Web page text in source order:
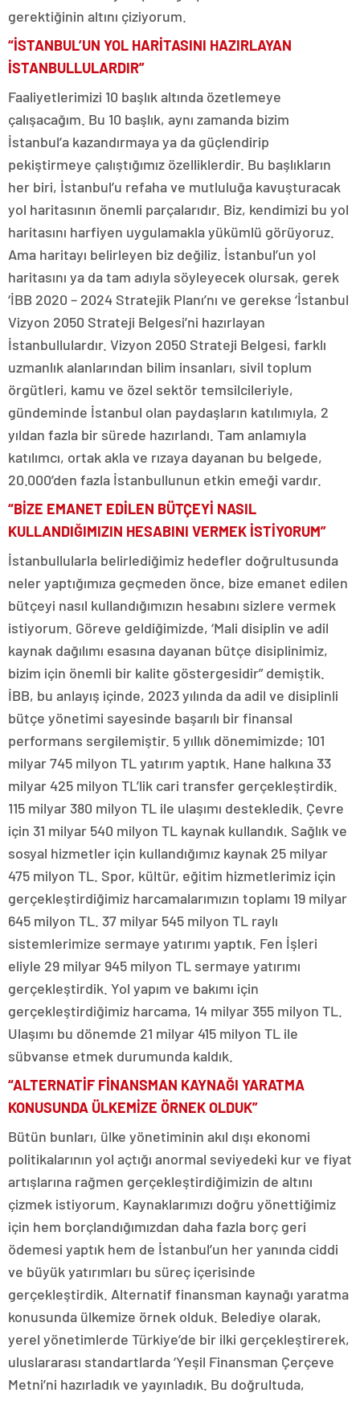
gerektiğinin altını çiziyorum.
“İSTANBUL’UN YOL HARİTASINI HAZIRLAYAN
İSTANBULLULARDIR”
Faaliyetlerimizi 10 başlık altında özetlemeye
çalışacağım. Bu 10 başlık, aynı zamanda bizim
İstanbul’a kazandırmaya ya da güçlendirip
pekiştirmeye çalıştığımız özelliklerdir. Bu başlıkların
her biri, İstanbul’u refaha ve mutluluğa kavuşturacak
yol haritasının önemli parçalarıdır. Biz, kendimizi bu yol
haritasını harfiyen uygulamakla yükümlü görüyoruz.
Ama haritayı belirleyen biz değiliz. İstanbul’un yol
haritasını ya da tam adıyla söyleyecek olursak, gerek
‘İBB 2020 – 2024 Stratejik Planı’nı ve gerekse ‘İstanbul
Vizyon 2050 Strateji Belgesi’ni hazırlayan
İstanbullulardır. Vizyon 2050 Strateji Belgesi, farklı
uzmanlık alanlarından bilim insanları, sivil toplum
örgütleri, kamu ve özel sektör temsilcileriyle,
gündeminde İstanbul olan paydaşların katılımıyla, 2
yıldan fazla bir sürede hazırlandı. Tam anlamıyla
katılımcı, ortak akla ve rızaya dayanan bu belgede,
20.000’den fazla İstanbullunun etkin emeği vardır.
“BİZE EMANET EDİLEN BÜTÇEYİ NASIL
KULLANDIĞIMIZIN HESABINI VERMEK İSTİYORUM”
İstanbullularla belirlediğimiz hedefler doğrultusunda
neler yaptığımıza geçmeden önce, bize emanet edilen
bütçeyi nasıl kullandığımızın hesabını sizlere vermek
istiyorum. Göreve geldiğimizde, ‘Mali disiplin ve adil
kaynak dağılımı esasına dayanan bütçe disiplinimiz,
bizim için önemli bir kalite göstergesidir” demiştik.
İBB, bu anlayış içinde, 2023 yılında da adil ve disiplinli
bütçe yönetimi sayesinde başarılı bir finansal
performans sergilemiştir. 5 yıllık dönemimizde; 101
milyar 745 milyon TL yatırım yaptık. Hane halkına 33
milyar 425 milyon TL’lik cari transfer gerçekleştirdik.
115 milyar 380 milyon TL ile ulaşımı destekledik. Çevre
için 31 milyar 540 milyon TL kaynak kullandık. Sağlık ve
sosyal hizmetler için kullandığımız kaynak 25 milyar
475 milyon TL. Spor, kültür, eğitim hizmetlerimiz için
gerçekleştirdiğimiz harcamalarımızın toplamı 19 milyar
645 milyon TL. 37 milyar 545 milyon TL raylı
sistemlerimize sermaye yatırımı yaptık. Fen İşleri
eliyle 29 milyar 945 milyon TL sermaye yatırımı
gerçekleştirdik. Yol yapım ve bakımı için
gerçekleştirdiğimiz harcama, 14 milyar 355 milyon TL.
Ulaşımı bu dönemde 21 milyar 415 milyon TL ile
sübvanse etmek durumunda kaldık.
“ALTERNATİF FİNANSMAN KAYNAĞI YARATMA
KONUSUNDA ÜLKEMİZE ÖRNEK OLDUK”
Bütün bunları, ülke yönetiminin akıl dışı ekonomi
politikalarının yol açtığı anormal seviyedeki kur ve fiyat
artışlarına rağmen gerçekleştirdiğimizin de altını
çizmek istiyorum. Kaynaklarımızı doğru yönettiğimiz
için hem borçlandığımızdan daha fazla borç geri
ödemesi yaptık hem de İstanbul’un her yanında ciddi
ve büyük yatırımları bu süreç içerisinde
gerçekleştirdik. Alternatif finansman kaynağı yaratma
konusunda ülkemize örnek olduk. Belediye olarak,
yerel yönetimlerde Türkiye’de bir ilki gerçekleştirerek,
uluslararası standartlarda ‘Yeşil Finansman Çerçeve
Metni’ni hazırladık ve yayınladık. Bu doğrultuda,